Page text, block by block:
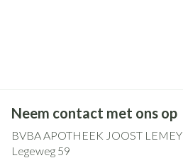
Neem contact met ons op
BVBA APOTHEEK JOOST LEMEY
Legeweg 59